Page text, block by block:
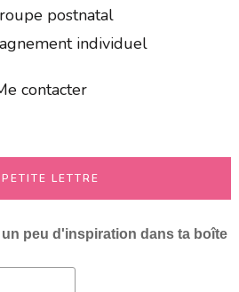
postnatal
individuel
contacter
LETTRE
peu d'inspiration dans ta boîte